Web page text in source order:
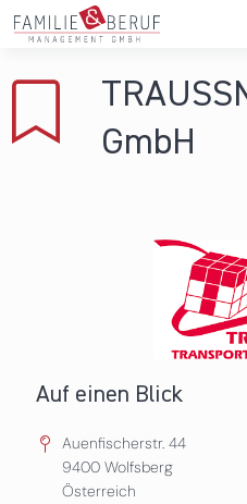
Direkt zum Inhalt
Gemeinden
GmbH
Auf einen Blick
Auenfischerstr. 44
9400 Wolfsberg
Österreich